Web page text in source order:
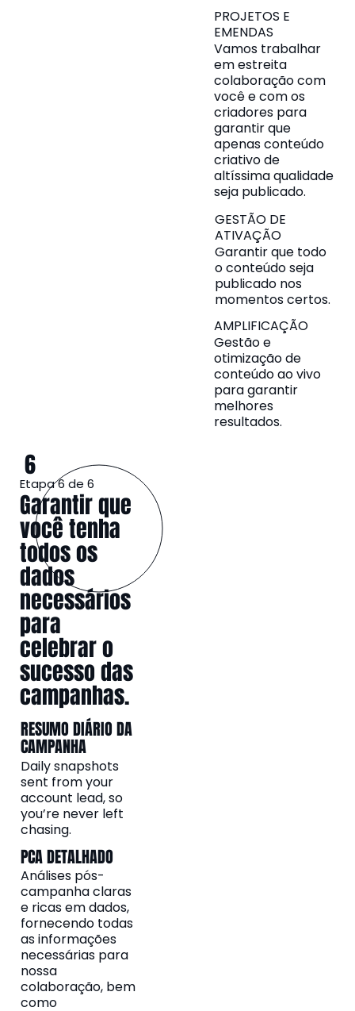
6
Etapa 6 de 6
Garantir que
você tenha
todos os
dados
necessários
para
celebrar o
sucesso das
campanhas.
RESUMO DIÁRIO DA
CAMPANHA
Daily snapshots
sent from your
account lead, so
you’re never left
chasing.
PCA DETALHADO
Análises pós-
campanha claras
e ricas em dados,
fornecendo todas
as informações
necessárias para
nossa
colaboração, bem
como
PROJETOS E
EMENDAS
Vamos trabalhar
em estreita
colaboração com
você e com os
criadores para
garantir que
apenas conteúdo
criativo de
altíssima qualidade
seja publicado.
GESTÃO DE
ATIVAÇÃO
Garantir que todo
o conteúdo seja
publicado nos
momentos certos.
AMPLIFICAÇÃO
Gestão e
otimização de
conteúdo ao vivo
para garantir
melhores
resultados.